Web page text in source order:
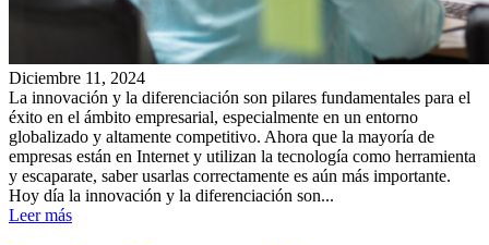
Diciembre 11, 2024
La innovación y la diferenciación son pilares fundamentales para el
éxito en el ámbito empresarial, especialmente en un entorno
globalizado y altamente competitivo. Ahora que la mayoría de
empresas están en Internet y utilizan la tecnología como herramienta
y escaparate, saber usarlas correctamente es aún más importante.
Hoy día la innovación y la diferenciación son...
Leer más